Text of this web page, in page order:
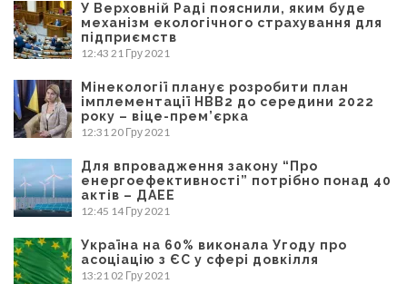
У Верховній Раді пояснили, яким буде
механізм екологічного страхування для
підприємств
12:43 21 Гру 2021
Мінекології планує розробити план
імплементації НВВ2 до середини 2022
року – віце-прем’єрка
12:3120 Гру 2021
Для впровадження закону “Про
енергоефективності” потрібно понад 40
актів – ДАЕЕ
12:45 14 Гру 2021
Україна на 60% виконала Угоду про
асоціацію з ЄС у сфері довкілля
13:21 02 Гру 2021